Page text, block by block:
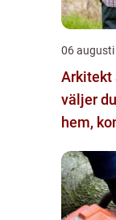
06
Arkitekt
väljer
hem,